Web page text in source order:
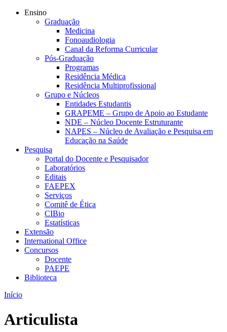
Ensino
Graduação
Medicina
Fonoaudiologia
Canal da Reforma Curricular
Pós-Graduação
Programas
Residência Médica
Residência Multiprofissional
Grupo e Núcleos
Entidades Estudantis
GRAPEME – Grupo de Apoio ao Estudante
NDE – Núcleo Docente Estruturante
NAPES – Núcleo de Avaliação e Pesquisa em
Educação na Saúde
Pesquisa
Portal do Docente e Pesquisador
Laboratórios
Editais
FAEPEX
Serviços
Comitê de Ética
CIBio
Estatísticas
Extensão
International Office
Concursos
Docente
PAEPE
Biblioteca
Início
Articulista